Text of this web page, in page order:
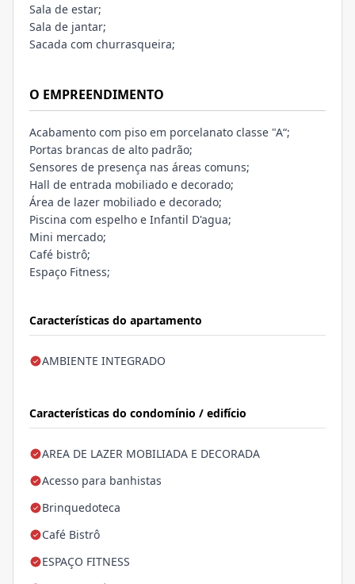
Características do apartamento
AMBIENTE INTEGRADO
Características do condomínio / edifício
AREA DE LAZER MOBILIADA E DECORADA
Acesso para banhistas
Brinquedoteca
Café Bistrô
ESPAÇO FITNESS
Sala de estar;
Sala de jantar;
Sacada com churrasqueira;
O EMPREENDIMENTO
Acabamento com piso em porcelanato classe "A“;
Portas brancas de alto padrão;
Sensores de presença nas áreas comuns;
Hall de entrada mobiliado e decorado;
Área de lazer mobiliado e decorado;
Piscina com espelho e Infantil D'agua;
Mini mercado;
Café bistrô;
Espaço Fitness;